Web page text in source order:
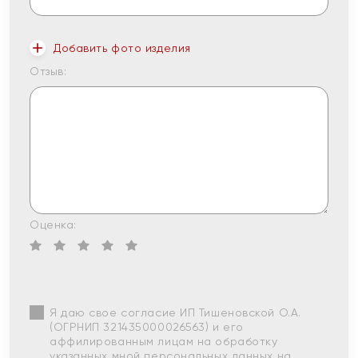
Добавить фото изделия
Отзыв:
Оценка:
Я даю свое согласие ИП Тишеновской О.А.
(ОГРНИП 321435000026563) и его
аффилированным лицам на обработку